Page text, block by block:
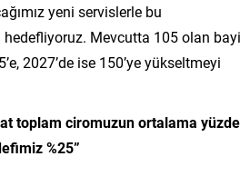
yeni servislerle bu
hedefliyoruz. Mevcutta 105 olan bayi
2027’de ise 150’ye yükseltmeyi
toplam ciromuzun ortalama yüzde
%25”